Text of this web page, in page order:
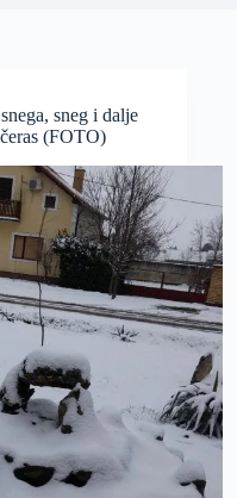
sneg i dalje
(FOTO)